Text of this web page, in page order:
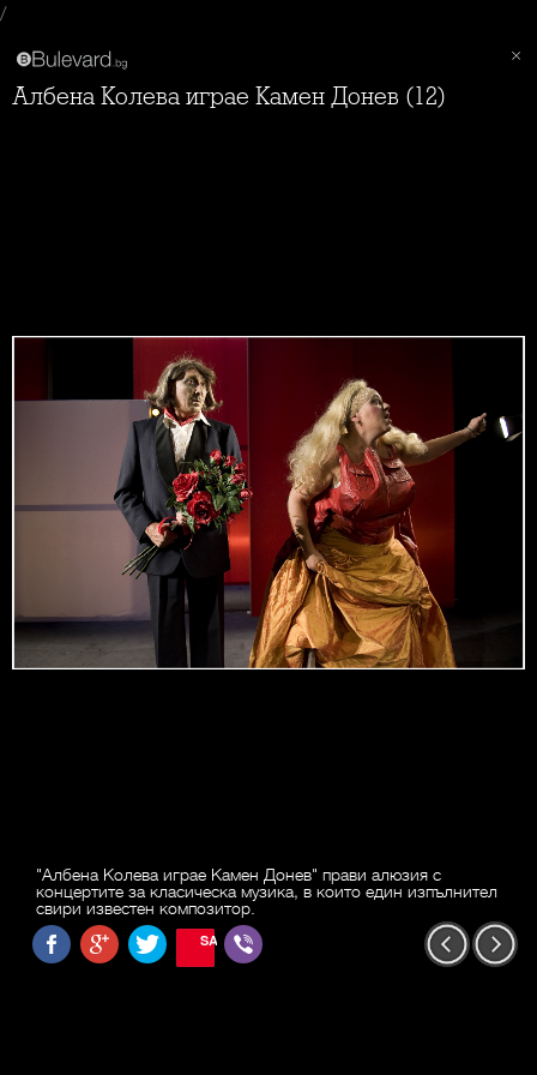
/
Албена Колева играе Камен Донев (12)
"Албена Колева играе Камен Донев" прави алюзия с
концертите за класическа музика, в които един изпълнител
свири известен композитор.
SAVE